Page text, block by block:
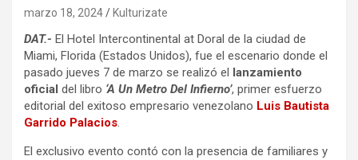
marzo 18, 2024 Kulturizate
DAT.- El Hotel Intercontinental at Doral de la ciudad de
Miami, Florida (Estados Unidos), fue el escenario donde el
pasado jueves 7 de marzo se realizó el lanzamiento
oficial del libro ‘A Un Metro Del Infierno’, primer esfuerzo
editorial del exitoso empresario venezolano Luis Bautista
Garrido Palacios.
El exclusivo evento contó con la presencia de familiares y